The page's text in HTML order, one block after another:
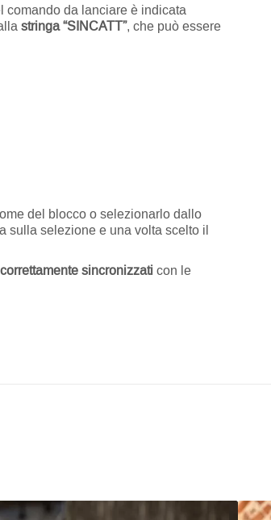
comando da lanciare è indicata
stringa “SINCATT”, che può essere
del blocco o selezionarlo dallo
sulla selezione e una volta scelto il
sincronizzaticon le